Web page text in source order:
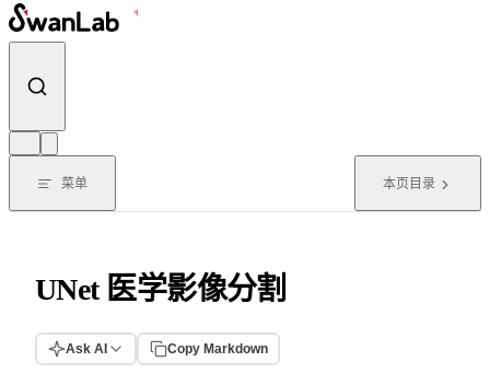
跳转到内容
菜单 本页目录
UNet 医学影像分割
Ask AI Copy Markdown